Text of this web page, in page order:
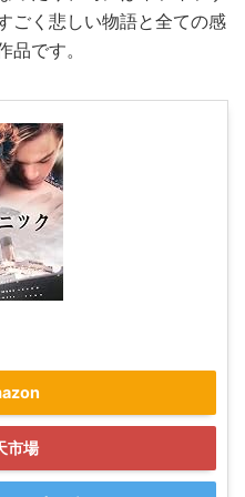
ごく悲しい物語と全ての感
です。
市場